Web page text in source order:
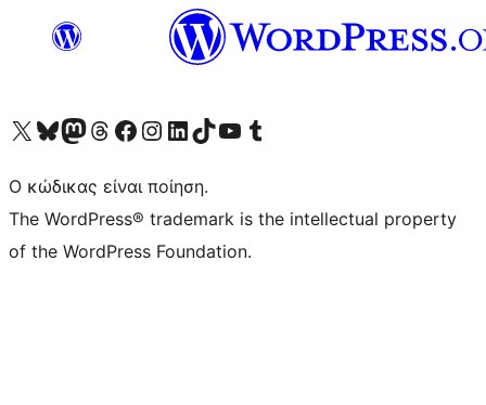
Visit our X (formerly Twitter) account
Visit our Bluesky account
Επισκεφθείτε τον λογαριασμό μας στο Mastodon
Visit our Threads account
Επισκεφτείτε τη σελίδα μας στο Facebook
Επισκεφθείτε τον λογαριασμό μας Instagram
Επισκεφθείτε τον λογαριασμό μας LinkedIn
Visit our TikTok account
Visit our YouTube channel
Visit our Tumblr account
Ο κώδικας είναι ποίηση.
The WordPress® trademark is the intellectual property
of the WordPress Foundation.